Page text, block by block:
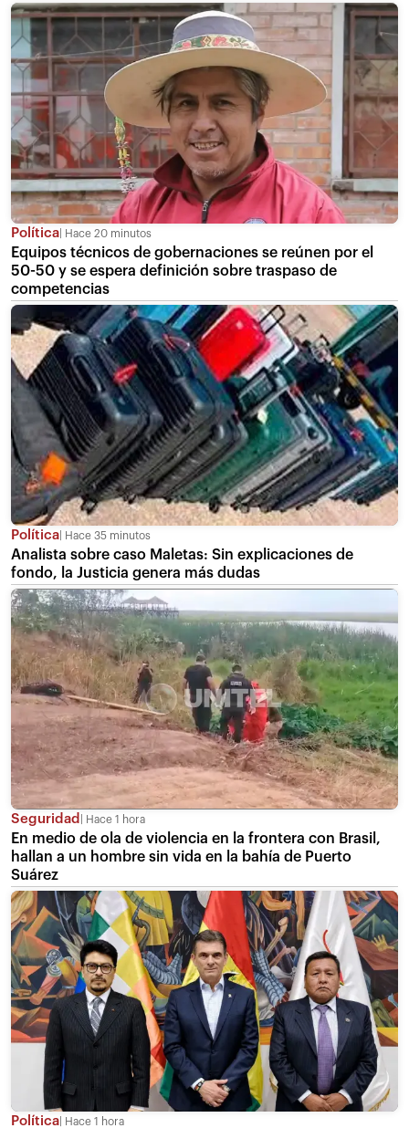
Política Hace 20 minutos
Equipos técnicos de gobernaciones se reúnen por el
50-50 y se espera definición sobre traspaso de
competencias
Política Hace 35 minutos
Analista sobre caso Maletas: Sin explicaciones de
fondo, la Justicia genera más dudas
Seguridad Hace 1 hora
En medio de ola de violencia en la frontera con Brasil,
hallan a un hombre sin vida en la bahía de Puerto
Suárez
Política Hace 1 hora